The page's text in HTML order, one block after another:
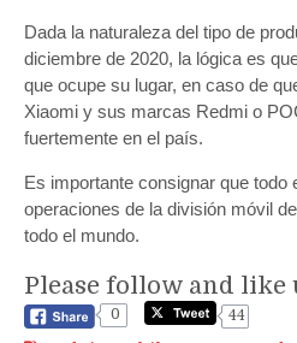
Dada la naturaleza del tipo de
diciembre de 2020, la lógica es
que ocupe su lugar, en caso de
Xiaomi y sus marcas Redmi o
fuertemente en el país.
Es importante consignar que todo
operaciones de la división móvil
todo el mundo.
Please follow and like
0
44